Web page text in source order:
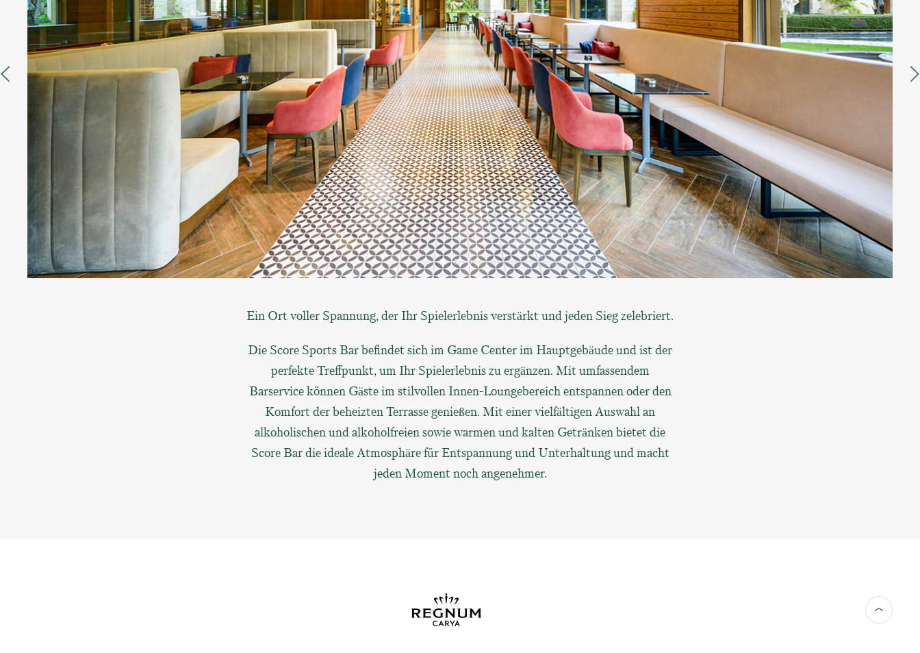
Ein Ort voller Spannung, der Ihr Spielerlebnis verstärkt und jeden Sieg zelebriert.
Die Score Sports Bar befindet sich im Game Center im Hauptgebäude und ist der
perfekte Treffpunkt, um Ihr Spielerlebnis zu ergänzen. Mit umfassendem
Barservice können Gäste im stilvollen Innen-Loungebereich entspannen oder den
Komfort der beheizten Terrasse genießen. Mit einer vielfältigen Auswahl an
alkoholischen und alkoholfreien sowie warmen und kalten Getränken bietet die
Score Bar die ideale Atmosphäre für Entspannung und Unterhaltung und macht
jeden Moment noch angenehmer.